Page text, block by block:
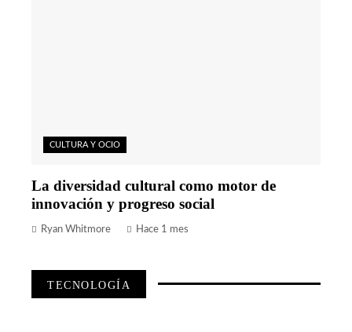
CULTURA Y OCIO
La diversidad cultural como motor de
innovación y progreso social
Ryan Whitmore Hace 1 mes
TECNOLOGÍA